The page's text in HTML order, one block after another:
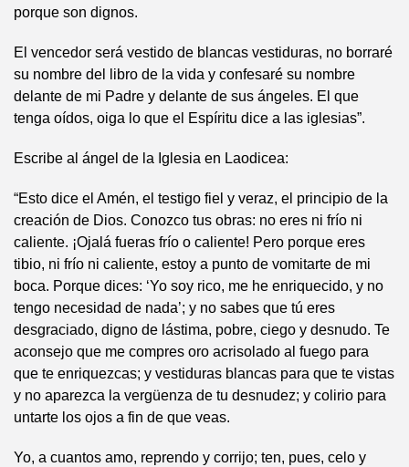
porque son dignos.
El vencedor será vestido de blancas vestiduras, no borraré
su nombre del libro de la vida y confesaré su nombre
delante de mi Padre y delante de sus ángeles. El que
tenga oídos, oiga lo que el Espíritu dice a las iglesias”.
Escribe al ángel de la Iglesia en Laodicea:
“Esto dice el Amén, el testigo fiel y veraz, el principio de la
creación de Dios. Conozco tus obras: no eres ni frío ni
caliente. ¡Ojalá fueras frío o caliente! Pero porque eres
tibio, ni frío ni caliente, estoy a punto de vomitarte de mi
boca. Porque dices: ‘Yo soy rico, me he enriquecido, y no
tengo necesidad de nada’; y no sabes que tú eres
desgraciado, digno de lástima, pobre, ciego y desnudo. Te
aconsejo que me compres oro acrisolado al fuego para
que te enriquezcas; y vestiduras blancas para que te vistas
y no aparezca la vergüenza de tu desnudez; y colirio para
untarte los ojos a fin de que veas.
Yo, a cuantos amo, reprendo y corrijo; ten, pues, celo y